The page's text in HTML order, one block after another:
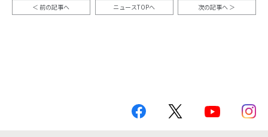
前の記事へ ニュースTOPへ 次の記事へ